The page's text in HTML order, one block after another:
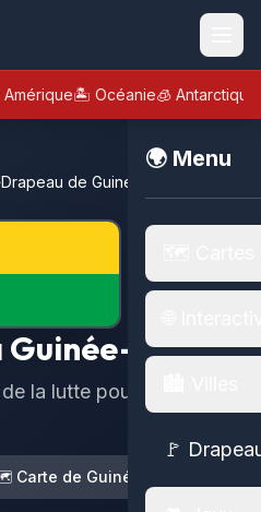
Amérique🏝️ Océanie🧊 Antarctique
🌍 Menu
🚩
Drapeau de Guinée Bissau
Bissau
la lutte pour
Carte de Guinée Bissau